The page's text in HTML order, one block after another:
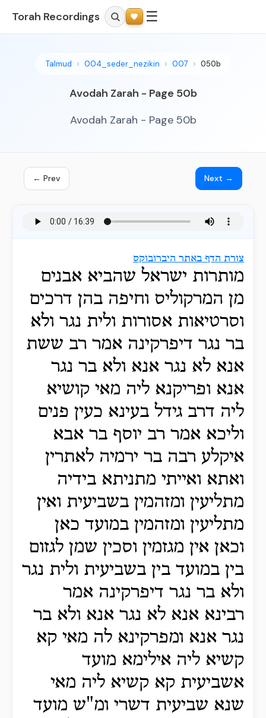
Torah Recordings ☰
Talmud 004_seder_nezikin 007 050b
Avodah Zarah - Page 50b
Avodah Zarah - Page 50b
← Prev Next →
צורת הדף באתר היברובוקס
מותרות ישראל שהביא אבנים
מן המרקוליס וחיפה בהן דרכים
וסרטיאות אסורות ולית נגר ולא
בר נגר דיפרקינה אמר רב ששת
אנא לא נגר אנא ולא בר נגר
אנא ופריקנא ליה מאי קושיא
ליה דרב גידל בעינא כעין פנים
וליכא אמר רב יוסף בר אבא
איקלע רבה בר ירמיה לאתרין
ואתא ואייתי מתניתא בידיה
מתליעין ומזהמין בשביעית ואין
מתליעין ומזהמין במועד כאן
וכאן אין מגזמין וסכין שמן לגזום
בין במועד בין בשביעית ולית נגר
ולא בר נגר דיפרקינה אמר
רבינא אנא לא נגר אנא ולא בר
נגר אנא ומפרקינא לה מאי קא
קשיא ליה אילימא מועד
אשביעית קא קשיא ליה מאי
שנא שביעית דשרי ומ"ש מועד